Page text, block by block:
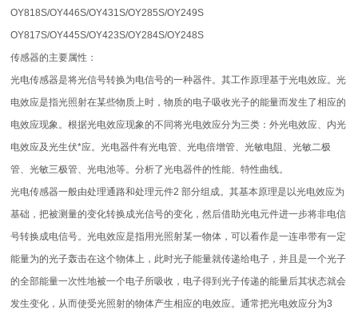
OY818S/OY446S/OY431S/OY285S/OY249S
OY817S/OY445S/OY423S/OY284S/OY248S
传感器的主要属性：
光电传感器是将光信号转换为电信号的一种器件。其工作原理基于光电效应。光
电效应是指光照射在某些物质上时，物质的电子吸收光子的能量而发生了相应的
电效应现象。根据光电效应现象的不同将光电效应分为三类：外光电效应、内光
电效应及光生伏*应。光电器件有光电管、光电倍增管、光敏电阻、光敏二极
管、光敏三极管、光电池等。分析了光电器件的性能、特性曲线。
光电传感器一般由处理通路和处理元件2 部分组成。其基本原理是以光电效应为
基础，把被测量的变化转换成光信号的变化，然后借助光电元件进一步将非电信
号转换成电信号。光电效应是指用光照射某一物体，可以看作是一连串带有一定
能量为的光子轰击在这个物体上，此时光子能量就传递给电子，并且是一个光子
的全部能量一次性地被一个电子所吸收，电子得到光子传递的能量后其状态就会
发生变化，从而使受光照射的物体产生相应的电效应。通常把光电效应分为3